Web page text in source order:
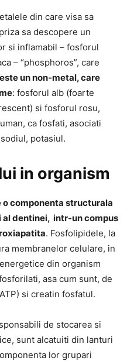
din care visa sa
sa descopere un
si inflamabil – fosforul
– “phosphoros”, care
un non-metal, care
: fosforul alb (foarte
si fosforul rosu,
ca fosfati, asociati
potasiul.
in organism
o componenta structurala
al dentinei, intr-un compus
. Fosfolipidele, la
membranelor celulare, in
din organism
asa cum sunt, de
si creatin fosfatul.
de stocarea si
sunt alcatuiti din lanturi
lor grupari